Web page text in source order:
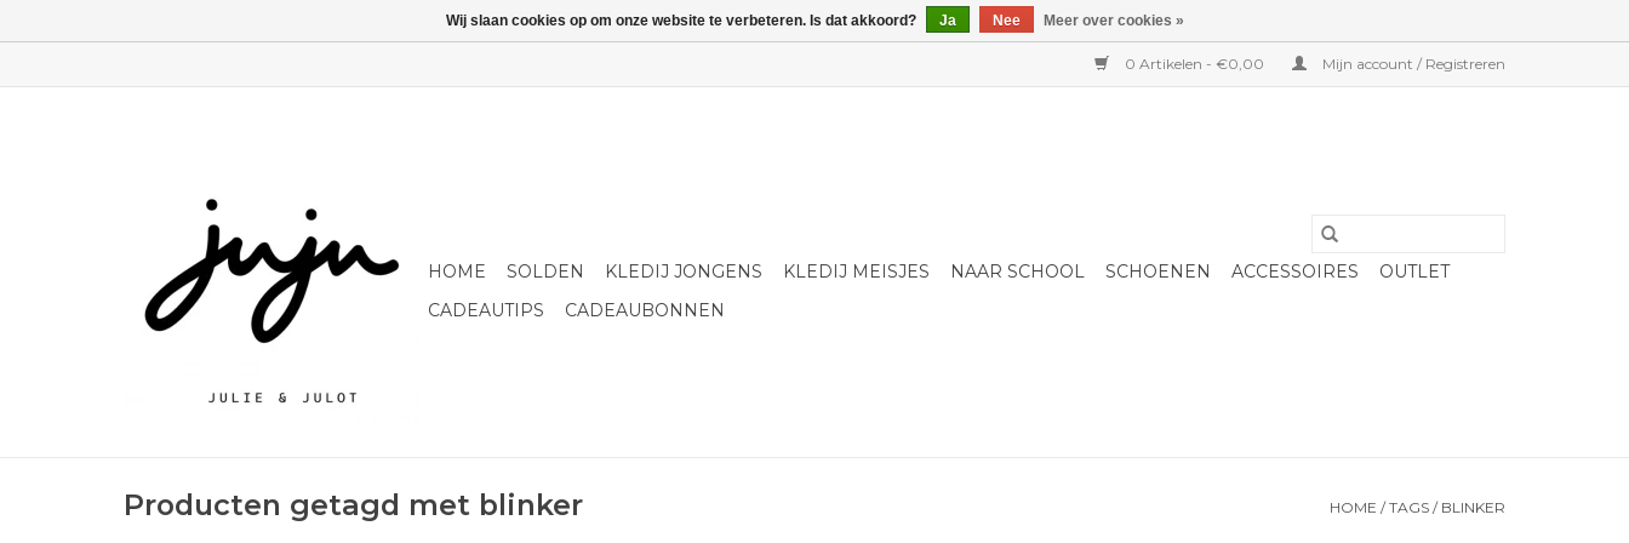
0 Artikelen - €0,00 Mijn account / Registreren
HOME SOLDEN KLEDIJ JONGENS KLEDIJ MEISJES NAAR SCHOOL SCHOENEN ACCESSOIRES
OUTLET
CADEAUTIPS
CADEAUBONNEN
Producten getagd met blinker HOME /TAGS / BLINKER
Wij slaan cookies op om onze website te verbeteren. Is dat akkoord? Ja Nee Meer over cookies »